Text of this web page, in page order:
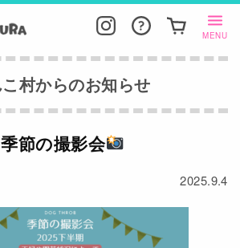
MENU
村からのお知らせ
節の撮影会
2025.9.4